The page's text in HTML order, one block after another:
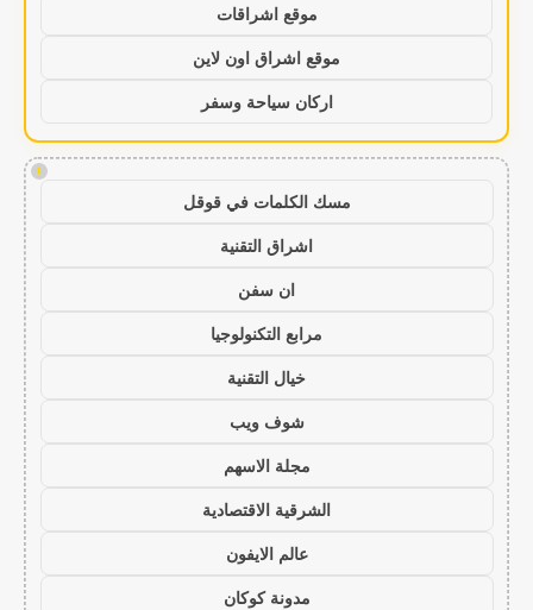
موقع اشراقات
موقع اشراق اون لاين
اركان سياحة وسفر
!
مسك الكلمات في قوقل
اشراق التقنية
ان سفن
مرابع التكنولوجيا
خيال التقنية
شوف ويب
مجلة الاسهم
الشرقية الاقتصادية
عالم الايفون
مدونة كوكان